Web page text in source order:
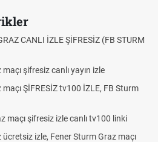
CANLI İZLE ŞİFRESİZ (FB STURM
şifresiz canlı yayın izle
ŞİFRESİZ tv100 İZLE, FB Sturm
maçı şifresiz izle canlı tv100 linki
izle, Fener Sturm Graz maçı